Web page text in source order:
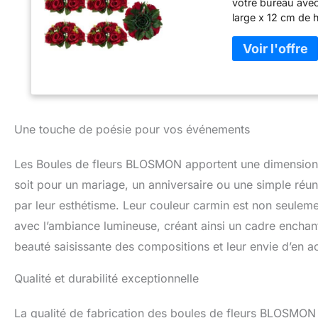
votre bureau
large x 12 cm de
fleurs
supports et des
pour la plupart
chaises, des
utilisation, vous
honneur
ressemblent à
cm de diamètre),
fleurs sont
permettent
Une touche de poésie pour vos événements
Les Boules de fleurs BLOSMON apportent une
soit pour un mariage, un anniversaire ou une simple
par leur esthétisme. Leur couleur carmin est non
avec l’ambiance lumineuse, créant ainsi un cadre
beauté saisissante des compositions et leur envie d’en
Qualité et durabilité exceptionnelle
La qualité de fabrication des boules de fleurs